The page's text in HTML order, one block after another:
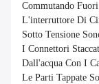
Commutando
L'interruttore Di
Sotto Tensione
I Connettori
Dall'acqua Con I
Le Parti Tappate